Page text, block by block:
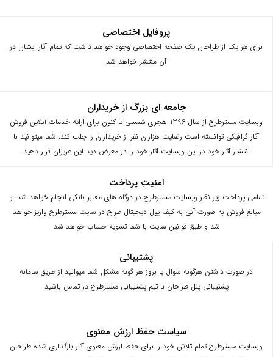
پروفایل اختصاصی
برای هر یک از طراحان یک صفحه اختصاصی وجود خواهد داشت که تمام آثار ایشان در
آن منتشر خواهد شد
جامعه ای بزرگ از خریداران
وبسایت مسترطرح از سال 1396 هجری شمسی تا کنون برای ارائه خدمات آنلاین فروش
آثار گرافیکی توانسته است رضایت هزاران نفر از خریداران را جلب کند. شما میتوانید با
انتشار آثار خود در این وبسایت آثار خود را در معرض دید این عزیزان قرار دهید
امنیتِ پرداخت
تمامی پرداخت زیر نظر وبسایت مسترطرح در درگاه های معتبر بانکی انجام خواهد شد. و
مبالغ فروش به صورت آنی به کیف پول دیجیتال طراح در سایت مسترطرح واریز خواهد
شد و طبق قوانین سایت با شما تسویه حساب خواهد شد
پشتیبانی
در صورت داشتن هرگونه سوال یا بروز هر گونه مشکل شما میوانید از طریق سامانه
پشتیبانی پنل طراحان با تیم پشتیبانی مسترطرح در تماس باشید
سیاست حفظ ارزش معنوی
وبسایت مسترطرح تمام تلاش خود را برای حفظ ارزش معنوی آثار بارگذاری شده طراحان